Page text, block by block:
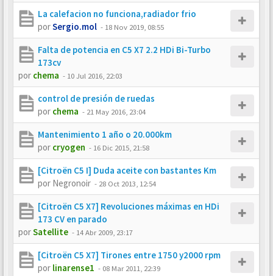
La calefacion no funciona,radiador frio
porSergio.mol - 18 Nov 2019, 08:55
Falta de potencia en C5 X7 2.2 HDi Bi-Turbo
173cv
por chema - 10 Jul 2016, 22:03
control de presión de ruedas
por chema - 21 May 2016, 23:04
Mantenimiento 1 año o 20.000km
por cryogen - 16 Dic 2015, 21:58
[Citroën C5 I] Duda aceite con bastantes Km
por Negronoir - 28 Oct 2013, 12:54
[Citroën C5 X7] Revoluciones máximas en HDi
173 CV en parado
porSatellite - 14 Abr 2009, 23:17
[Citroën C5 X7] Tirones entre 1750 y2000 rpm
por linarense1 - 08 Mar 2011, 22:39